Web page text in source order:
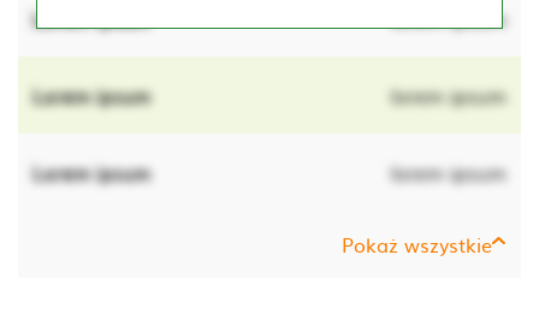
Lorem ipsum lorem ipsum
Lorem ipsum lorem ipsum
Lorem ipsum lorem ipsum
Pokaż wszystkie